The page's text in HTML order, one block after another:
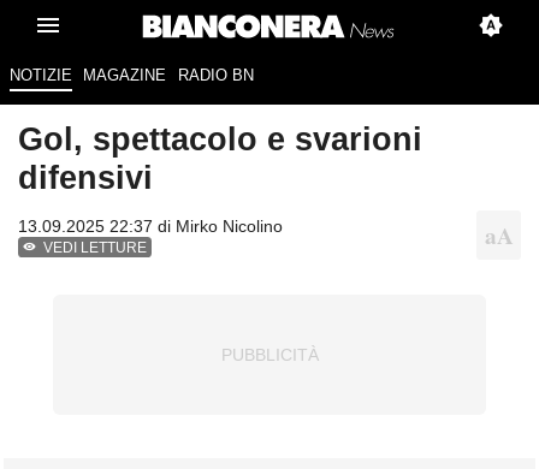
NOTIZIE MAGAZINE RADIO BN
Gol, spettacolo e svarioni
difensivi
13.09.2025 22:37 di Mirko Nicolino
VEDI LETTURE